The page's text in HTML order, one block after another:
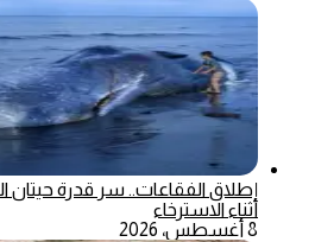
إطلاق الفقاعات.. سر قدرة حيتان
أثناء الاسترخاء
8 أغسطس، 2026